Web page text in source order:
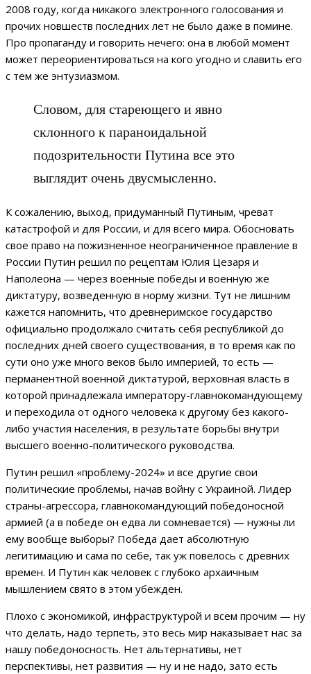
2008 году, когда никакого электронного голосования и
прочих новшеств последних лет не было даже в помине.
Про пропаганду и говорить нечего: она в любой момент
может переориентироваться на кого угодно и славить его
с тем же энтузиазмом.
Словом, для стареющего и явно
склонного к параноидальной
подозрительности Путина все это
выглядит очень двусмысленно.
К сожалению, выход, придуманный Путиным, чреват
катастрофой и для России, и для всего мира. Обосновать
свое право на пожизненное неограниченное правление в
России Путин решил по рецептам Юлия Цезаря и
Наполеона — через военные победы и военную же
диктатуру, возведенную в норму жизни. Тут не лишним
кажется напомнить, что древнеримское государство
официально продолжало считать себя республикой до
последних дней своего существования, в то время как по
сути оно уже много веков было империей, то есть —
перманентной военной диктатурой, верховная власть в
которой принадлежала императору-главнокомандующему
и переходила от одного человека к другому без какого-
либо участия населения, в результате борьбы внутри
высшего военно-политического руководства.
Путин решил «проблему-2024» и все другие свои
политические проблемы, начав войну с Украиной. Лидер
страны-агрессора, главнокомандующий победоносной
армией (а в победе он едва ли сомневается) — нужны ли
ему вообще выборы? Победа дает абсолютную
легитимацию и сама по себе, так уж повелось с древних
времен. И Путин как человек с глубоко архаичным
мышлением свято в этом убежден.
Плохо с экономикой, инфраструктурой и всем прочим — ну
что делать, надо терпеть, это весь мир наказывает нас за
нашу победоносность. Нет альтернативы, нет
перспективы, нет развития — ну и не надо, зато есть